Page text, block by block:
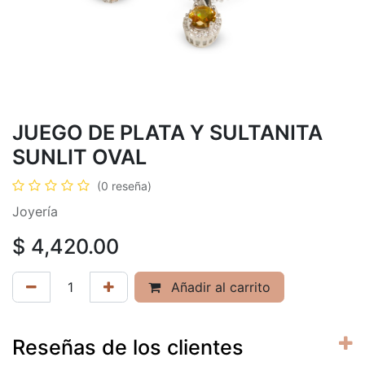
JUEGO DE PLATA Y SULTANITA
SUNLIT OVAL
(0 reseña)
Joyería
$ 4,420.00
Añadir al carrito
Reseñas de los clientes